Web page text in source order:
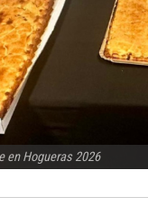
en Hogueras 2026